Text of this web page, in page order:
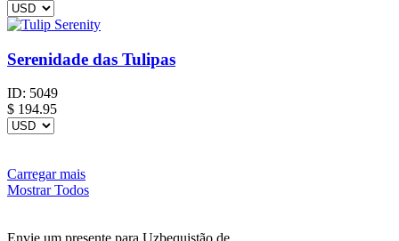
Serenidade das Tulipas
ID: 5049
$ 194.95
Carregar mais
Mostrar Todos